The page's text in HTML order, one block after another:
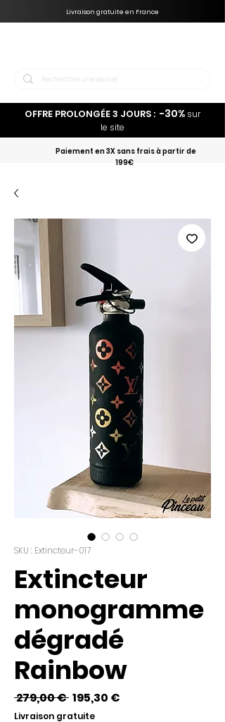
Livraison gratuite en France
Paiement en 3X sans frais à partir de
199€
OFFRE PROLONGÉE 3 JOURS : -30% sur
le site
SKU : Extincteur-017
Extincteur
monogramme
dégradé
Rainbow
279,00 € Prix
original
195,30 €
Livraison gratuite